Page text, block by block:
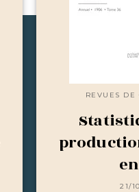
REVUES DE
21/